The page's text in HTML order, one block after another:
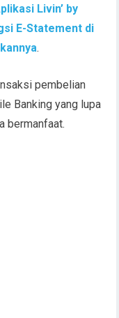
Livin’ by
E-Statement di
.
pembelian
Banking yang lupa
bermanfaat.